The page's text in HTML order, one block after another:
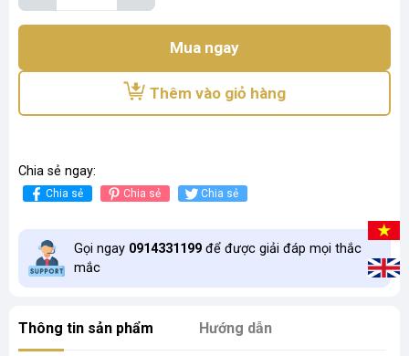
Mua ngay
Thêm vào giỏ hàng
Chia sẻ ngay:
Chia sẻ Chia sẻ Chia sẻ
Gọi ngay 0914331199 để được giải đáp mọi thắc
mắc
Thông tin sản phẩm Hướng dẫn